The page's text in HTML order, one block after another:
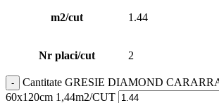
m2/cut 1.44
Nr placi/cut 2
Cantitate GRESIE DIAMOND
60x120cm 1,44m2/CUT